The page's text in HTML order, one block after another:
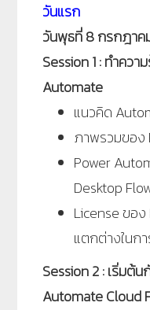
วันแรก
วันพุธที่ 8 กรกฎาค
Session 1 : ทำคว
Automate
แนวคิด
ภาพรวมของ
Power
Desktop
License ขอ
แตกต่างในกา
Session 2 : เริ่มต้
Automate Cloud